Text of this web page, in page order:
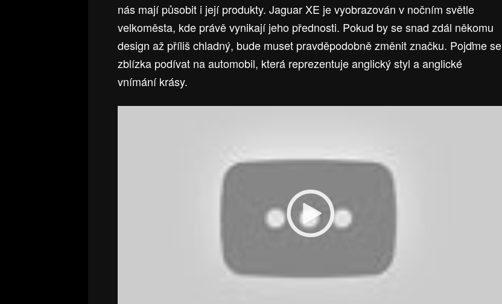
nás mají působit i její produkty. Jaguar XE je vyobrazován v nočním světle
velkoměsta, kde právě vynikají jeho přednosti. Pokud by se snad zdál někomu
design až příliš chladný, bude muset pravděpodobně změnit značku. Pojďme se
zblízka podívat na automobil, která reprezentuje anglický styl a anglické
vnímání krásy.